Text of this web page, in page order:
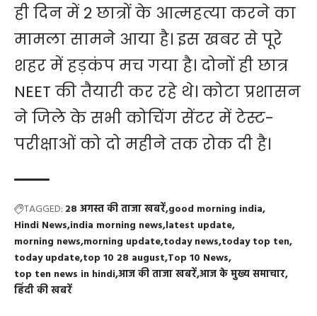
ही दिन में 2 छात्रों के आत्महत्या करने का
मामला सामने आया है। इस खबर से पूरे
शहर में हड़कंप मच गया है। दोनों ही छात्र
NEET की तैयारी कर रहे थे। कोटा प्रशासन
ने जिले के सभी कोचिंग सेंटर में टेस्ट-
परीक्षाओं को दो महीने तक रोक दी है।
TAGGED: 28 अगस्त की ताजा खबरें good morning india
Hindi News india morning news latest update
morning news morning update today news today top ten
today update top 10 28 august Top 10 News
top ten news in hindiआज की ताजा खबरेंआज के मुख्य समाचार
हिंदी की खबरें